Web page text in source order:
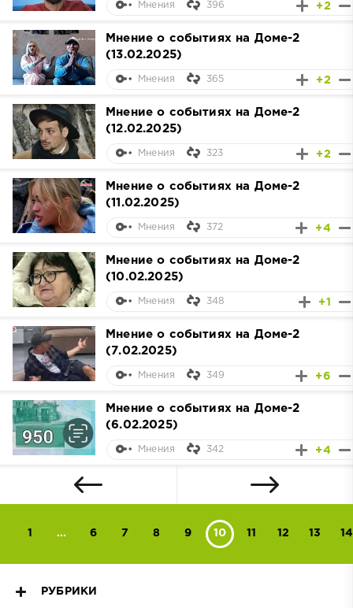
+2
Мнения 396
Мнение о событиях на Доме-2
(13.02.2025)
+2
Мнения 365
Мнение о событиях на Доме-2
(12.02.2025)
+2
Мнения 323
Мнение о событиях на Доме-2
(11.02.2025)
+4
Мнения 372
Мнение о событиях на Доме-2
(10.02.2025)
+1
Мнения 348
Мнение о событиях на Доме-2
(7.02.2025)
+6
Мнения 349
Мнение о событиях на Доме-2
(6.02.2025)
+4
Мнения 342
1 ... 6 7 8 9 10 11 12 13 14
РУБРИКИ